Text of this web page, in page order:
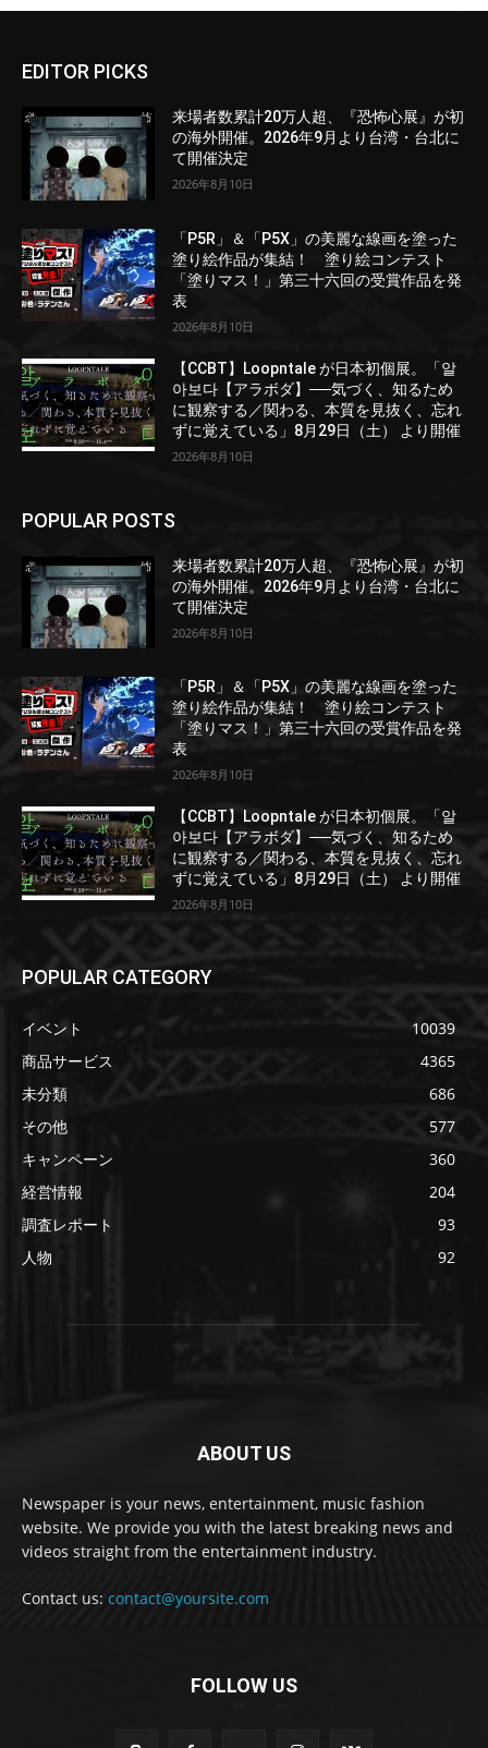
EDITOR PICKS
来場者数累計20万人超、『恐怖心展』が初
の海外開催。2026年9月より台湾・台北に
て開催決定
2026年8月10日
「P5R」＆「P5X」の美麗な線画を塗った
塗り絵作品が集結！ 塗り絵コンテスト
「塗りマス！」第三十六回の受賞作品を発
表
2026年8月10日
【CCBT】Loopntale が日本初個展。「알
아보다【アラボダ】──気づく、知るため
に観察する／関わる、本質を見抜く、忘れ
ずに覚えている」8月29日（土） より開催
2026年8月10日
POPULAR POSTS
来場者数累計20万人超、『恐怖心展』が初
の海外開催。2026年9月より台湾・台北に
て開催決定
2026年8月10日
「P5R」＆「P5X」の美麗な線画を塗った
塗り絵作品が集結！ 塗り絵コンテスト
「塗りマス！」第三十六回の受賞作品を発
表
2026年8月10日
【CCBT】Loopntale が日本初個展。「알
아보다【アラボダ】──気づく、知るため
に観察する／関わる、本質を見抜く、忘れ
ずに覚えている」8月29日（土） より開催
2026年8月10日
POPULAR CATEGORY
イベント
10039
商品サービス
4365
未分類
686
その他
577
キャンペーン
360
経営情報
204
調査レポート
93
人物
92
ABOUT US
Newspaper is your news, entertainment, music fashion
website. We provide you with the latest breaking news and
videos straight from the entertainment industry.
Contact us: contact@yoursite.com
FOLLOW US